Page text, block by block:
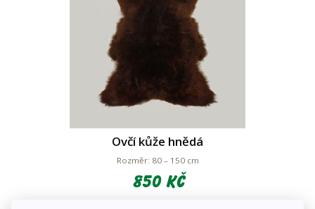
Ovčí kůže hnědá
Rozměr: 80 – 150 cm
850 Kč